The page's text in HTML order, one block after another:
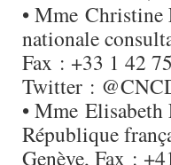
• Mme Christine
nationale
Fax : +33 1 42
Twitter :
• Mme Elisabeth
République
Genève, Fax :